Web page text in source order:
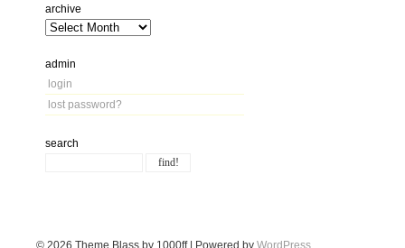
archive
admin
login
lost password?
search
© 2026 Theme Blass by 1000ff | Powered by WordPress